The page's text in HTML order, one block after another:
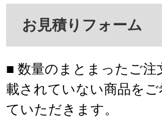
お見積りフォーム
■ 数量のまとまったご注
載されていない商品を
ていただきます。